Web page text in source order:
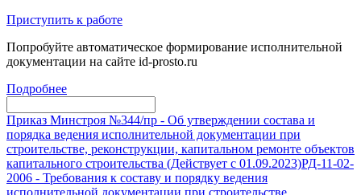
Приступить к работе
Попробуйте автоматическое формирование исполнительной
документации на сайте id-prosto.ru
Подробнее
Приказ Минстроя №344/пр - Об утверждении состава и
порядка ведения исполнительной документации при
строительстве, реконструкции, капитальном ремонте объектов
капитального строительства (Действует с 01.09.2023)РД-11-02-
2006 - Требования к составу и порядку ведения
исполнительной документации при строительстве,